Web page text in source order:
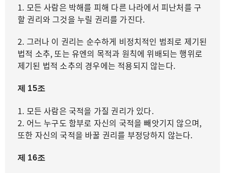
1. 모든 사람은 박해를 피해 다른 나라에서 피난처를 구
할 권리와 그것을 누릴 권리를 가진다.
2. 그러나 이 권리는 순수하게 비정치적인 범죄로 제기된
법적 소추, 또는 유엔의 목적과 원칙에 위배되는 행위로
제기된 법적 소추의 경우에는 적용되지 않는다.
제 15조
1. 모든 사람은 국적을 가질 권리가 있다.
2. 어느 누구도 함부로 자신의 국적을 빼앗기지 않으며,
또한 자신의 국적을 바꿀 권리를 부정당하지 않는다.
제 16조